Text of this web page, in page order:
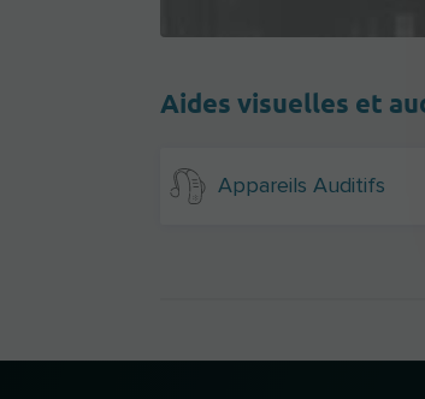
Aides visuelles et
Appareils Auditifs